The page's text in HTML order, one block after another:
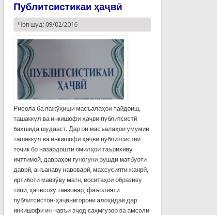
Публитсистикаи ҳаҷвӣ
Чоп шуд: 09/02/2016
Рисола ба пажўҳиши масъалаҳои пайдоиш,
ташаккул ва инкишофи ҳаҷви публитсистӣ
бахшида шудааст. Дар он масъалаҳои умумии
ташаккул ва инкишофи ҳаҷви публитсистии
тоҷик бо назардошти омилҳои таърихиву
иҷттимоӣ, давраҳои гуногуни рушди матбуоти
даврӣ, анъанаву навоварӣ, махсусияти жанрӣ,
иртиботи мавзўву матн, воситаҳои образиву
типӣ, ҳачвсозу танзовар, фаъолияти
публитсистон-ҳаҷвнигорони алоҳидаи дар
инкишофи ин навъи эҷод саҳмгузор ва амсоли